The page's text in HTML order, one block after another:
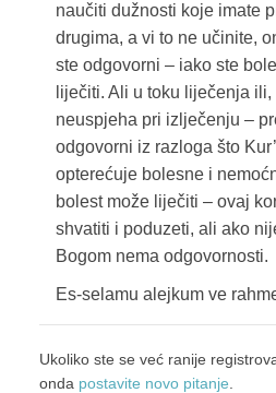
naučiti dužnosti koje imate
drugima, a vi to ne učinite,
ste odgovorni – iako ste
liječiti. Ali u toku liječenja
neuspjeha pri izlječenju –
odgovorni iz razloga što
opterećuje bolesne i
bolest može liječiti – ovaj
shvatiti i poduzeti, ali ako
Bogom nema odgovornosti.
Es-selamu alejkum ve
Ukoliko ste se već ranije
onda postavite novo pitanje.